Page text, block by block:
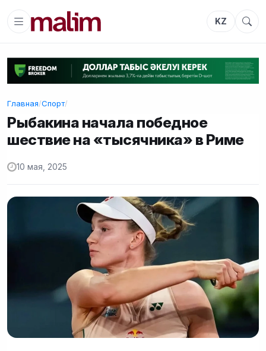
KZ
Главная/Спорт/
Рыбакина начала победное
шествие на «тысячника» в Риме
10 мая, 2025